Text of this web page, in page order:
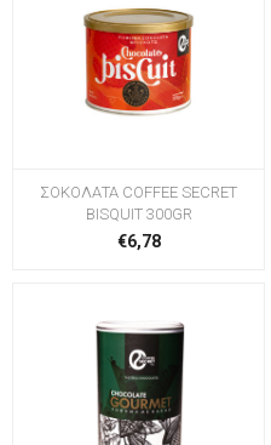
ΣΟΚΟΛΑΤΑ COFFEE SECRET
BISQUIT 300GR
€6,78